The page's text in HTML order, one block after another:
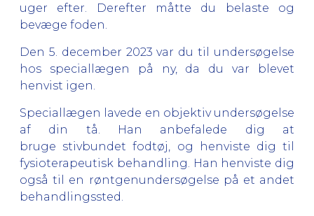
uger efter. Derefter måtte du belaste og
bevæge foden.
Den 5. december 2023 var du til undersøgelse
hos speciallægen på ny, da du var blevet
henvist igen.
Speciallægen lavede en objektiv undersøgelse
af din tå. Han anbefalede dig at
bruge stivbundet fodtøj, og henviste dig til
fysioterapeutisk behandling. Han henviste dig
også til en røntgenundersøgelse på et andet
behandlingssted.